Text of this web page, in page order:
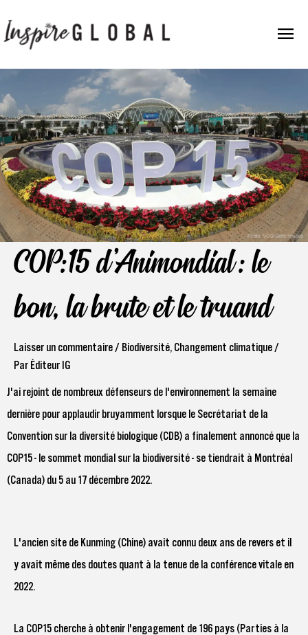
au
contenu
COP:15 d'Animondial : le
bon, la brute et le truand
Laisser un commentaire / Biodiversité, Changement climatique /
Par Éditeur IG
J'ai rejoint de nombreux défenseurs de l'environnement la semaine
dernière pour applaudir bruyamment lorsque le Secrétariat de la
Convention sur la diversité biologique (CDB) a finalement annoncé que la
COP15 - le sommet mondial sur la biodiversité - se tiendrait à Montréal
(Canada) du 5 au 17 décembre 2022.
L'ancien site de Kunming (Chine) avait connu deux ans de revers et il
y avait même des doutes quant à la tenue de la conférence vitale en
2022.
La COP15 cherche à obtenir l'engagement de 196 pays (Parties à la